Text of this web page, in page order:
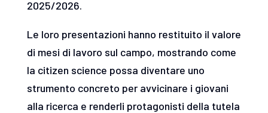
2025/2026.
Le loro presentazioni hanno restituito il valore
di mesi di lavoro sul campo, mostrando come
la citizen science possa diventare uno
strumento concreto per avvicinare i giovani
alla ricerca e renderli protagonisti della tutela